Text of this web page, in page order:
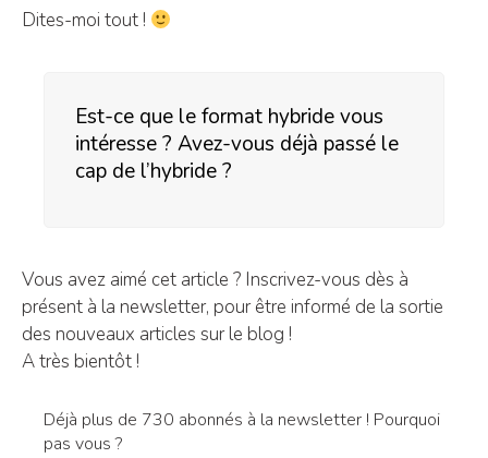
Dites-moi tout !
Est-ce que le format hybride vous
intéresse ? Avez-vous déjà passé le
cap de l’hybride ?
Vous avez aimé cet article ? Inscrivez-vous dès à
présent à la newsletter, pour être informé de la sortie
des nouveaux articles sur le blog !
A très bientôt !
Déjà plus de 730 abonnés à la newsletter ! Pourquoi
pas vous ?